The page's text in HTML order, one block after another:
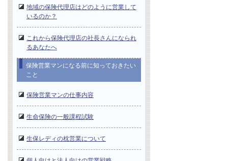
地域の保険代理店はどのように営業して
いるのか？
これから保険代理店の社長さんになられ
るあなたへ
保険営業マンになる前に知っておきたい
こと
保険営業マンの仕事内容
生命保険の一般課程試験
生保レディの枕営業について